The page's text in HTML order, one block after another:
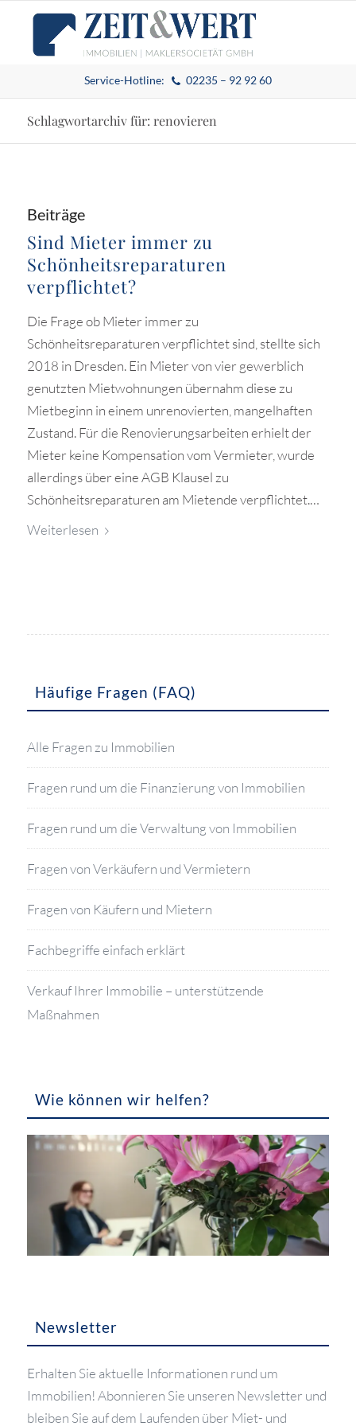
Service-Hotline: 02235 – 92 92 60
Schlagwortarchiv für: renovieren
Beiträge
Sind Mieter immer zu
Schönheitsreparaturen
verpflichtet?
Die Frage ob Mieter immer zu
Schönheitsreparaturen verpflichtet sind, stellte sich
2018 in Dresden. Ein Mieter von vier gewerblich
genutzten Mietwohnungen übernahm diese zu
Mietbeginn in einem unrenovierten, mangelhaften
Zustand. Für die Renovierungsarbeiten erhielt der
Mieter keine Kompensation vom Vermieter, wurde
allerdings über eine AGB Klausel zu
Schönheitsreparaturen am Mietende verpflichtet.…
Weiterlesen
Häufige Fragen (FAQ)
Alle Fragen zu Immobilien
Fragen rund um die Finanzierung von Immobilien
Fragen rund um die Verwaltung von Immobilien
Fragen von Verkäufern und Vermietern
Fragen von Käufern und Mietern
Fachbegriffe einfach erklärt
Verkauf Ihrer Immobilie – unterstützende
Maßnahmen
Wie können wir helfen?
Newsletter
Erhalten Sie aktuelle Informationen rund um
Immobilien! Abonnieren Sie unseren Newsletter und
bleiben Sie auf dem Laufenden über Miet- und